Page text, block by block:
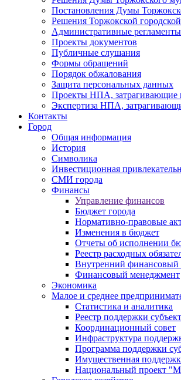
Постановления Думы
Решения Торжокской
Административные регламенты
Проекты документов
Публичные слушания
Формы обращений
Порядок обжалования
Защита персональных данных
Проекты НПА, затрагивающие
Экспертиза НПА,
Контакты
Город
Общая информация
История
Символика
Инвестиционная
СМИ города
Финансы
Управление финансов
Бюджет города
Нормативно-правовые
Изменения в бюджет
Отчеты об исполнении
Реестр расходных
Внутренний финансовый
Финансовый менеджмент
Экономика
Малое и среднее
Статистика и аналитика
Реестр поддержки
Координационный совет
Инфраструктура
Программа поддержки
Имущественная
Национальный проект